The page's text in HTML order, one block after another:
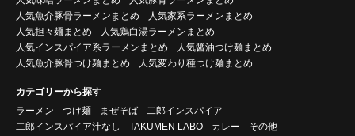
人気魚介豚骨ラーメンまとめ
人気家系ラーメンまとめ
人気担々麺まとめ
人気鶏白湯ラーメンまとめ
人気インスパイア系ラーメンまとめ
人気醤油つけ麺まとめ
人気魚介豚骨つけ麺まとめ
人気変わり種つけ麺まとめ
カテゴリーから探す
ラーメン
つけ麺 まぜそば
二郎インスパイア
二郎インスパイア汁なし
TAKUMEN LABO カレー その他